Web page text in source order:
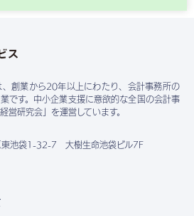
創業から20年以上にわたり、会計事務所の
です。中小企業支援に意欲的な全国の会計事
営研究会」を運営しています。
池袋1-32-7 大樹生命池袋ビル7F